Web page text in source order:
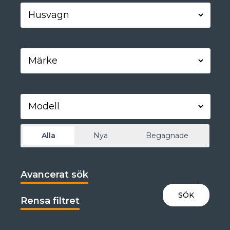
Alla Nya Begagnade
Avancerat sök
Rensa filtret